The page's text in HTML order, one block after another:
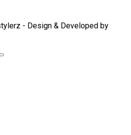
- Design & Developed by